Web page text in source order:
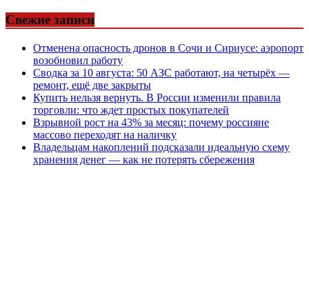
Свежие записи
Отменена опасность дронов в Сочи и Сириусе: аэропорт
возобновил работу
Сводка за 10 августа: 50 АЗС работают, на четырёх —
ремонт, ещё две закрыты
Купить нельзя вернуть. В России изменили правила
торговли: что ждет простых покупателей
Взрывной рост на 43% за месяц: почему россияне
массово переходят на наличку
Владельцам накоплений подсказали идеальную схему
хранения денег — как не потерять сбережения